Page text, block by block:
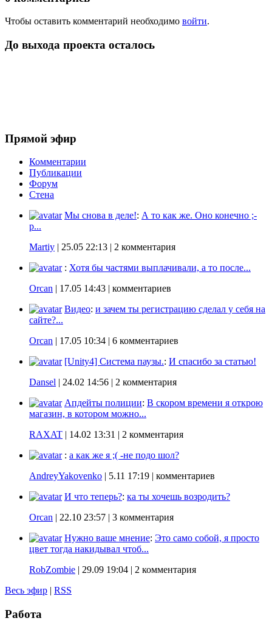
Чтобы оставить комментарий необходимо войти.
До выхода проекта осталось
Прямой эфир
Комментарии
Публикации
Форум
Стена
Мы снова в деле!: А то как же. Оно конечно ;-
p...
Martiy | 25.05 22:13 | 2 комментария
: Хотя бы частями выплачивали, а то после...
Orcan | 17.05 14:43 | комментариев
Видео: и зачем ты регистрацию сделал у себя на
сайте?...
Orcan | 17.05 10:34 | 6 комментариев
[Unity4] Система паузы.: И спасибо за статью!
Dansel | 24.02 14:56 | 2 комментария
Апдейты полиции: В скором времени я открою
магазин, в котором можно...
RAXAT | 14.02 13:31 | 2 комментария
: а как же я ;( -не подо шол?
AndreyYakovenko | 5.11 17:19 | комментариев
И что теперь?: ка ты хочешь возродить?
Orcan | 22.10 23:57 | 3 комментария
Нужно ваше мнение: Это само собой, я просто
цвет тогда накидывал чтоб...
RobZombie | 29.09 19:04 | 2 комментария
Весь эфир | RSS
Работа